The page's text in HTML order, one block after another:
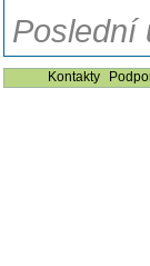
Poslední
Kontakty